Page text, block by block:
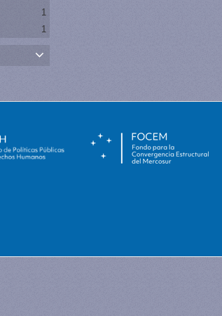
1
1